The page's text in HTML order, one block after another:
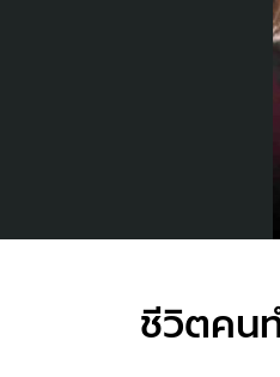
ชีวิตคน